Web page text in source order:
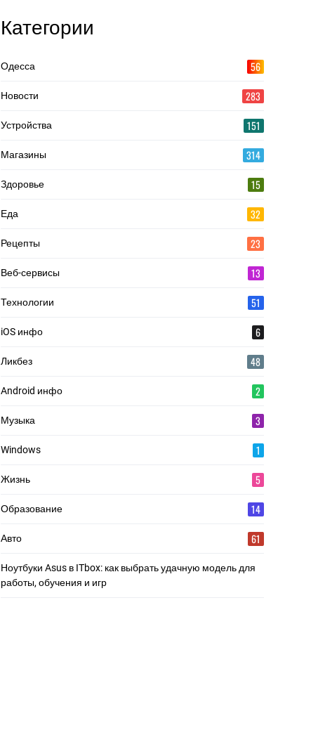
Категории
Одесса 56
Новости 283
Устройства 151
Магазины 314
Здоровье 15
Еда 32
Рецепты 23
Веб-сервисы 13
Технологии 51
iOS инфо 6
Ликбез 48
Android инфо 2
Музыка 3
Windows 1
Жизнь 5
Образование 14
Авто 61
Ноутбуки Asus в ITbox: как выбрать удачную модель для
работы, обучения и игр